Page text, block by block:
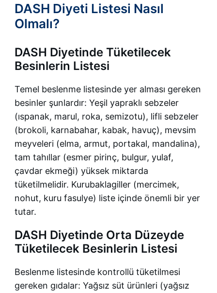
DASH Diyeti Listesi Nasıl
Olmalı?
DASH Diyetinde Tüketilecek
Besinlerin Listesi
Temel beslenme listesinde yer alması gereken
besinler şunlardır: Yeşil yapraklı sebzeler
(ıspanak, marul, roka, semizotu), lifli sebzeler
(brokoli, karnabahar, kabak, havuç), mevsim
meyveleri (elma, armut, portakal, mandalina),
tam tahıllar (esmer pirinç, bulgur, yulaf,
çavdar ekmeği) yüksek miktarda
tüketilmelidir. Kurubaklagiller (mercimek,
nohut, kuru fasulye) liste içinde önemli bir yer
tutar.
DASH Diyetinde Orta Düzeyde
Tüketilecek Besinlerin Listesi
Beslenme listesinde kontrollü tüketilmesi
gereken gıdalar: Yağsız süt ürünleri (yağsız